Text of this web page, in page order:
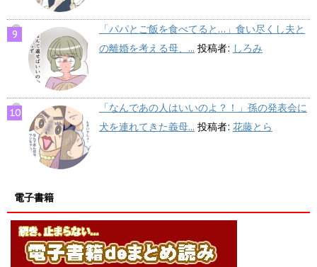
「パパとご飯を食べてると…」食い尽くし夫と
の離婚を考える母、... 投稿者: しろみ
「なんであの人はいいのよ？！」孫の発表会に
犬を連れてきた義母... 投稿者: 花藤とら
電子書籍